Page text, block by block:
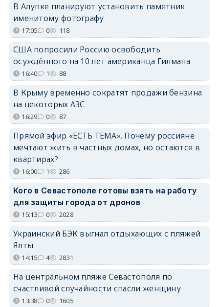
В Алупке планируют установить памятник
именитому фотографу
17:05 0 118
США попросили Россию освободить
осуждённого на 10 лет американца Гилмана
16:40 1 88
В Крыму временно сократят продажи бензина
на некоторых АЗС
16:29 0 87
Прямой эфир «ЕСТЬ ТЕМА». Почему россияне
мечтают жить в частных домах, но остаются в
квартирах?
16:00 1 286
Кого в Севастополе готовы взять на работу
для защиты города от дронов
15:13 0 2028
Украинский БЭК выгнал отдыхающих с пляжей
Ялты
14:15 4 2831
На центральном пляже Севастополя по
счастливой случайности спасли женщину
13:38 0 1605